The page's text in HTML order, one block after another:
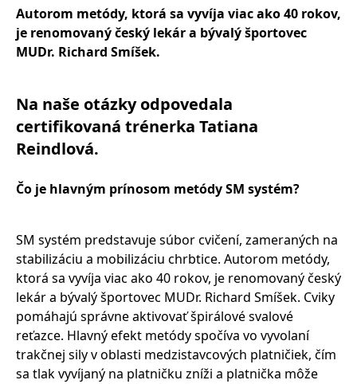
Autorom metódy, ktorá sa vyvíja viac ako 40 rokov,
je renomovaný český lekár a bývalý športovec
MUDr. Richard Smíšek.
Na naše otázky odpovedala
certifikovaná trénerka Tatiana
Reindlová.
Čo je hlavným prínosom metódy SM systém?
SM systém predstavuje súbor cvičení, zameraných na
stabilizáciu a mobilizáciu chrbtice. Autorom metódy,
ktorá sa vyvíja viac ako 40 rokov, je renomovaný český
lekár a bývalý športovec MUDr. Richard Smíšek. Cviky
pomáhajú správne aktivovať špirálové svalové
reťazce. Hlavný efekt metódy spočíva vo vyvolaní
trakčnej sily v oblasti medzistavcových platničiek, čím
sa tlak vyvíjaný na platničku zníži a platnička môže